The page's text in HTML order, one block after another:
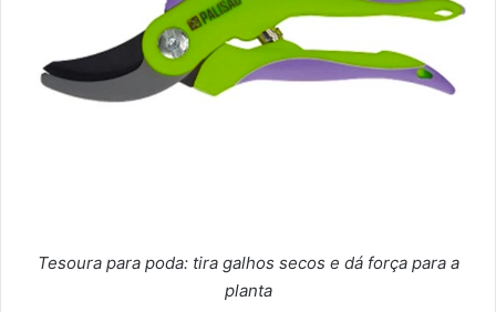
Tesoura para poda: tira galhos secos e dá força para a
planta